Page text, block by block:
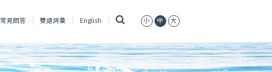
常見問答 雙語詞彙 English 小 中 大